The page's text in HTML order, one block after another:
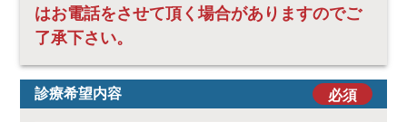
はお電話をさせて頂く場合がありますのでご
了承下さい。
診療希望内容 必須